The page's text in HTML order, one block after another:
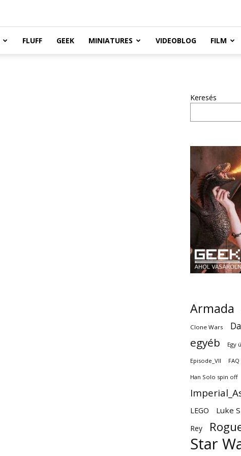
FLUFF GEEK MINIATURES VIDEOBLOG FILM
Keresés
Armada
Clone Wars
egyéb Egy
Episode_VII FAQ
Han Solo spin off
LEGO Luke
Rey
Star